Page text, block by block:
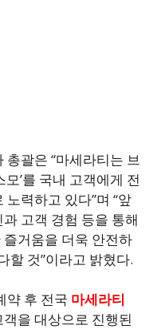
총괄은 “마세라티는 브
’를 국내 고객에게 전
력하고 있다”며 “앞
고객 경험 등을 통해
거움을 더욱 안전하
할 것”이라고 밝혔다.
약 후 전국 마세라티
을 대상으로 진행된